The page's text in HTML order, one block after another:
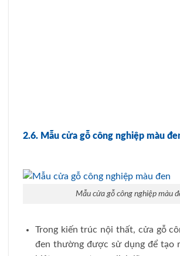
2.6. Mẫu cửa gỗ công nghiệp màu
Mẫu cửa gỗ công nghiệp màu
Trong kiến trúc nội thất, cửa gỗ
đen thường được sử dụng để tạo